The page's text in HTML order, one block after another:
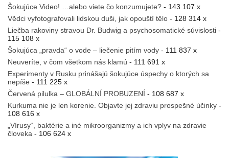
Šokujúce Video! …alebo viete čo konzumujete? - 143 107 x
Vědci vyfotografovali lidskou duši, jak opouští tělo - 128 314 x
Liečba rakoviny stravou Dr. Budwig a psychosomatické súvislosti -
115 108 x
Šokujúca „pravda“ o vode – liečenie pitím vody - 111 837 x
Neuveríte, v čom všetkom nás klamú - 111 691 x
Experimenty v Rusku prinášajú šokujúce úspechy o ktorých sa
nepíše - 111 225 x
Červená pilulka – GLOBÁLNÍ PROBUZENÍ - 108 687 x
Kurkuma nie je len korenie. Objavte jej zdraviu prospešné účinky -
108 616 x
„Vírusy“, baktérie a iné mikroorganizmy a ich vplyv na zdravie
človeka - 106 624 x